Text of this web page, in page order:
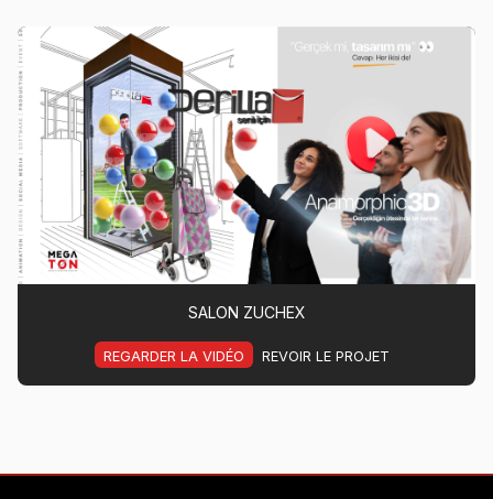
SALON ZUCHEX
REGARDER LA VIDÉO REVOIR LE PROJET